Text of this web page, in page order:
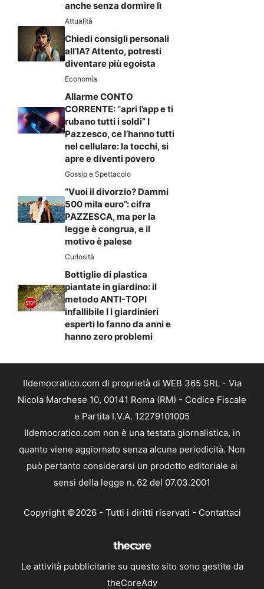
anche senza dormire lì
Attualità
Chiedi consigli personali
all’IA? Attento, potresti
diventare più egoista
Economia
Allarme CONTO
CORRENTE: “apri l’app e ti
rubano tutti i soldi” I
Pazzesco, ce l’hanno tutti
nel cellulare: la tocchi, si
apre e diventi povero
Gossip e Spettacolo
“Vuoi il divorzio? Dammi
500 mila euro”: cifra
PAZZESCA, ma per la
legge è congrua, e il
motivo è palese
Curiosità
Bottiglie di plastica
piantate in giardino: il
metodo ANTI-TOPI
infallibile I I giardinieri
esperti lo fanno da anni e
hanno zero problemi
Ildemocratico.com di proprietà di WEB 365 SRL - Via
Nicola Marchese 10, 00141 Roma (RM) - Codice Fiscale
e Partita I.V.A. 12279101005
Ildemocratico.com non è una testata giornalistica, in
quanto viene aggiornato senza alcuna periodicità. Non
può pertanto considerarsi un prodotto editoriale ai
sensi della legge n. 62 del 07.03.2001
Copyright ©2026 - Tutti i diritti riservati - Contattaci
Le attività pubblicitarie su questo sito sono gestite da
theCoreAdv